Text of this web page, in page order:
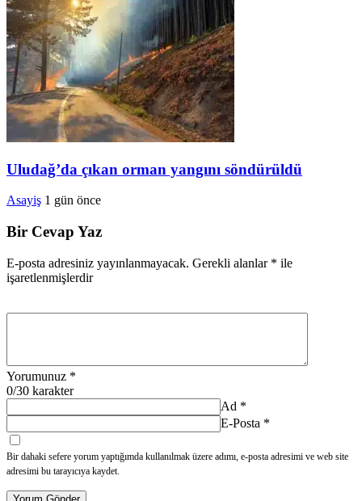
Uludağ’da çıkan orman yangını söndürüldü
Asayiş 1 gün önce
Bir Cevap Yaz
E-posta adresiniz yayınlanmayacak. Gerekli alanlar * ile
işaretlenmişlerdir
Yorumunuz *
0/30 karakter
Ad *
E-Posta *
Bir dahaki sefere yorum yaptığımda kullanılmak üzere adımı, e-posta adresimi ve web site
adresimi bu tarayıcıya kaydet.